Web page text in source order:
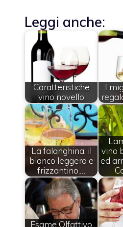
Leggi anche:
Caratteristiche
vino novello
I
La falanghina: il
bianco leggero e
frizzantino,…
vino
ed
Esame Olfattivo